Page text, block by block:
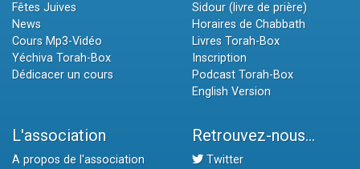
Fêtes Juives
News
Cours Mp3-Vidéo
Yéchiva Torah-Box
Dédicacer un cours
Sidour (livre de prière)
Horaires de Chabbath
Livres Torah-Box
Inscription
Podcast Torah-Box
English Version
L'association
A propos de l'association
Retrouvez-nous...
Twitter